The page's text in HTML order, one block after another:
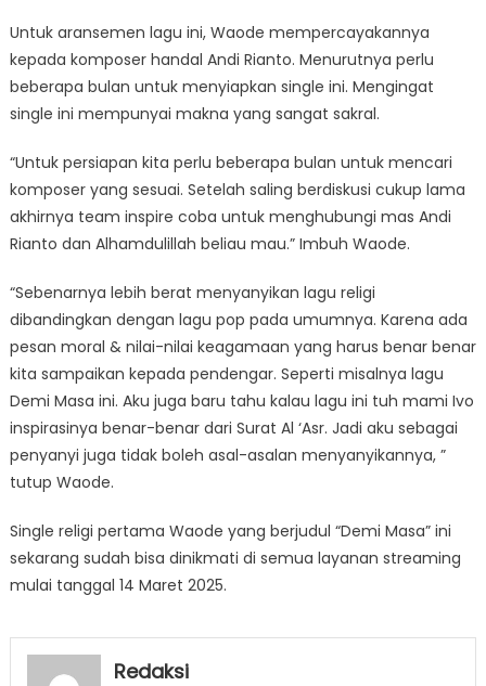
Untuk aransemen lagu ini, Waode mempercayakannya
kepada komposer handal Andi Rianto. Menurutnya perlu
beberapa bulan untuk menyiapkan single ini. Mengingat
single ini mempunyai makna yang sangat sakral.
“Untuk persiapan kita perlu beberapa bulan untuk mencari
komposer yang sesuai. Setelah saling berdiskusi cukup lama
akhirnya team inspire coba untuk menghubungi mas Andi
Rianto dan Alhamdulillah beliau mau.” Imbuh Waode.
“Sebenarnya lebih berat menyanyikan lagu religi
dibandingkan dengan lagu pop pada umumnya. Karena ada
pesan moral & nilai-nilai keagamaan yang harus benar benar
kita sampaikan kepada pendengar. Seperti misalnya lagu
Demi Masa ini. Aku juga baru tahu kalau lagu ini tuh mami Ivo
inspirasinya benar-benar dari Surat Al ‘Asr. Jadi aku sebagai
penyanyi juga tidak boleh asal-asalan menyanyikannya, ”
tutup Waode.
Single religi pertama Waode yang berjudul “Demi Masa” ini
sekarang sudah bisa dinikmati di semua layanan streaming
mulai tanggal 14 Maret 2025.
Redaksi